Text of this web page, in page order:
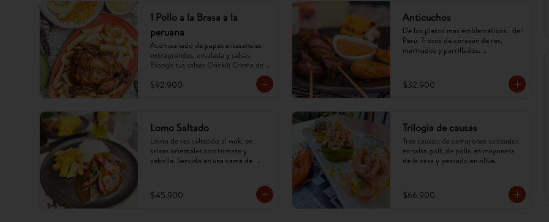
1 Pollo a la Brasa a la
peruana
Acompañado de papas artesanales
extragrandes, ensalada y salsas.
Escoge tus salsas Chickú: Crema de
(Imagen referencial, puede cambiar).
$92.900
Anticuchos
De los platos mas emblemáticos.  del
Perú. Trozos de corazón de res,
marinados y parrillados.
puede cambiar)
$32.900
Lomo Saltado
Lomo de res salteado al wok, en
salsas orientales con tomate y
cebolla. Servido en una cama de
$45.900
Trilogia de causas
Tres causas; de camarones salteados
en salsa golf, de pollo en mayonesa
de la casa y pescado en oliva.
$66.900